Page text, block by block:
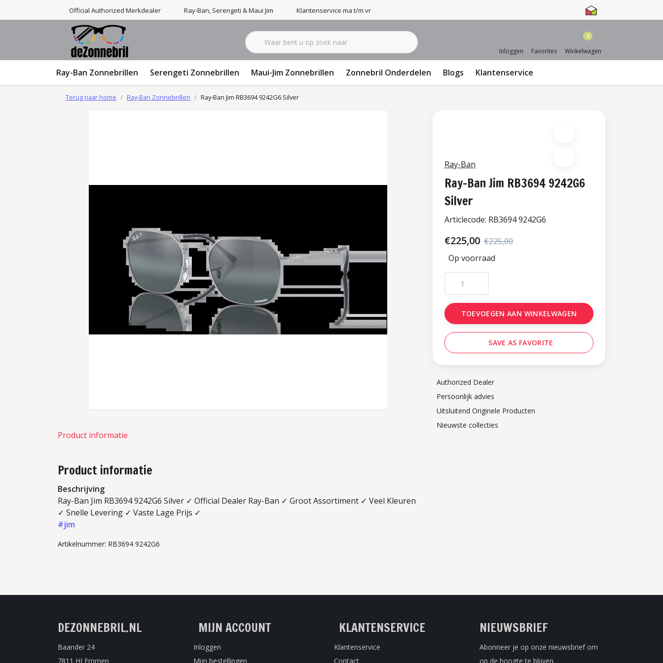
Official Authorized Merkdealer Ray-Ban, Serengeti & Maui Jim Klantenservice ma t/m vr 9-17u
Inloggen Favorites
0
Winkelwagen
Ray-Ban Zonnebrillen Serengeti Zonnebrillen Maui-Jim Zonnebrillen Zonnebril Onderdelen Blogs Klantenservice
Terug naar home Ray-Ban Zonnebrillen Ray-Ban Jim RB3694 9242G6 Silver
Ray-Ban
Ray-Ban Jim RB3694 9242G6
Silver
Articlecode: RB3694 9242G6
€225,00 €225,00
Op voorraad
TOEVOEGEN AAN WINKELWAGEN
SAVE AS FAVORITE
Authorized Dealer
Persoonlijk advies
Uitsluitend Originele Producten
Nieuwste collecties
Product informatie
Product informatie
Beschrijving
Ray-Ban Jim RB3694 9242G6 Silver ✓ Official Dealer Ray-Ban ✓ Groot Assortiment ✓ Veel Kleuren
✓ Snelle Levering ✓ Vaste Lage Prijs ✓
#jim
Artikelnummer: RB3694 9242G6
DEZONNEBRIL.NL
Baander 24
7811 HJ Emmen
MIJN ACCOUNT
Inloggen
Mijn bestellingen
KLANTENSERVICE
Klantenservice
Contact
NIEUWSBRIEF
Abonneer je op onze nieuwsbrief om
op de hoogte te blijven.